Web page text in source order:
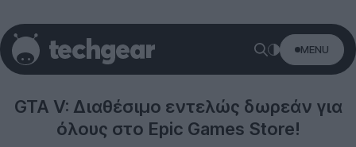
MENU
GTA V: Διαθέσιμο εντελώς δωρεάν για
όλους στο Epic Games Store!